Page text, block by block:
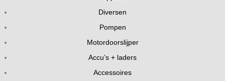
Diversen
Pompen
Motordoorslijper
Accu’s + laders
Accessoires